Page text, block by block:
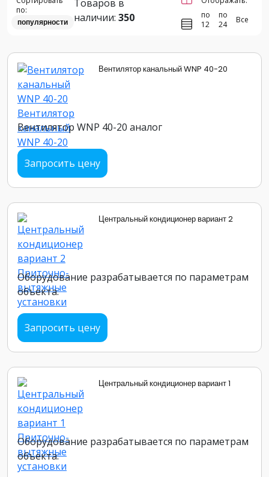
по:
популярности
Товаров в
наличии: 350
по
12
по
24
Все
Вентилятор канальный WNP 40-20
Вентилятор WNP 40-20 аналог
Запросить цену
Центральный кондиционер вариант 2
Оборудование разрабатывается по параметрам
объекта.
Запросить цену
Центральный кондиционер вариант 1
Оборудование разрабатывается по параметрам
объекта.